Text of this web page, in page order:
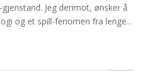
Jeg derimot, ønsker å
og et spill-fenomen fra lenge...